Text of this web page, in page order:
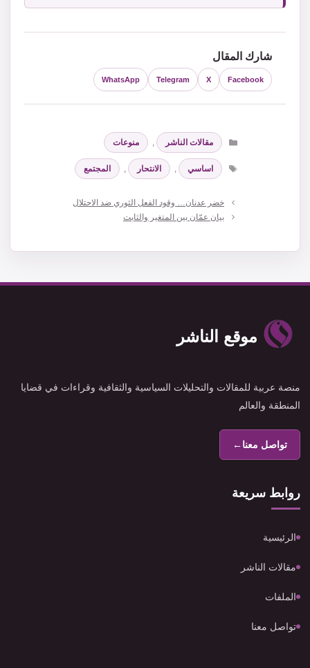
شارك المقال
Facebook
X
Telegram
WhatsApp
التصنيفات
مقالات الناشر ,
منوعات
الوسوم
اساسي , الانتحار , المجتمع
خضر عدنان… وقود الفعل الثوري ضد الاحتلال
بيان عمّان بين المتغير والثابت
موقع الناشر
منصة عربية للمقالات والتحليلات السياسية والثقافية وقراءات في قضايا
المنطقة والعالم
تواصل معنا←
روابط سريعة
الرئيسية
مقالات الناشر
الملفات
تواصل معنا